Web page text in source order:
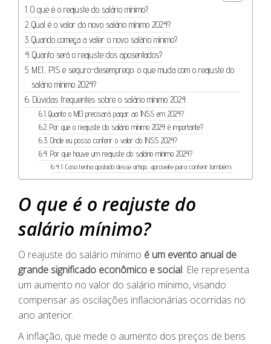
O que é o reajuste do salário mínimo?
Qual é o valor do novo salário mínimo 2024?
Quando começa a valer o novo salário mínimo?
Quanto será o reajuste dos aposentados?
MEI, PIS e seguro-desemprego: o que muda com o reajuste do
salário mínimo 2024?
Dúvidas frequentes sobre o salário mínimo 2024
Quanto o MEI precisará pagar ao INSS em 2024?
Por que o reajuste do salário mínimo 2024 é importante?
Onde eu posso conferir o valor do INSS 2024?
Por que houve um reajuste do salário mínimo 2024?
Caso tenha gostado desse artigo, aproveite para conferir também:
O que é o reajuste do
salário mínimo?
O reajuste do salário mínimo é um evento anual de
grande significado econômico e social. Ele representa
um aumento no valor do salário mínimo, visando
compensar as oscilações inflacionárias ocorridas no
ano anterior.
A inflação, que mede o aumento dos preços de bens